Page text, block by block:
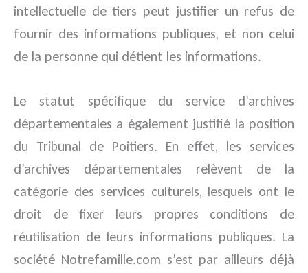
intellectuelle de tiers peut justifier un refus de
fournir des informations publiques, et non celui
de la personne qui détient les informations.
Le statut spécifique du service d’archives
départementales a également justifié la position
du Tribunal de Poitiers. En effet, les services
d’archives départementales relèvent de la
catégorie des services culturels, lesquels ont le
droit de fixer leurs propres conditions de
réutilisation de leurs informations publiques. La
société Notrefamille.com s’est par ailleurs déjà